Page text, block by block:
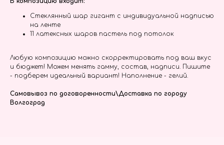
Стеклянный шар гигант с индивидуальной надписью
на ленте
11 латексных шаров пастель под потолок
Любую композицию можно скорректировать под ваш вкус
и бюджет! Можем менять гамму, состав, надписи. Пишите
- подберем идеальный вариант! Наполнение - гелий.
Самовывоз по договоренности\Доставка по городу
Волгоград